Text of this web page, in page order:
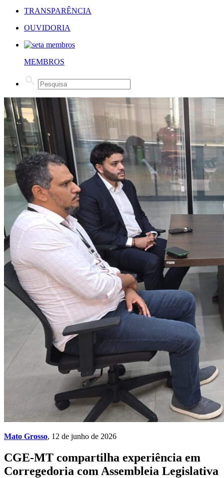
TRANSPARÊNCIA
OUVIDORIA
MEMBROS
Mato Grosso, 12 de junho de 2026
CGE-MT compartilha experiência em
Corregedoria com Assembleia Legislativa